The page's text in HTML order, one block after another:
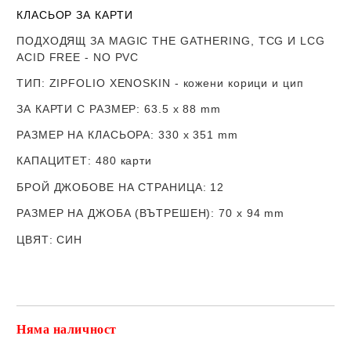
КЛАСЬОР ЗА КАРТИ
ПОДХОДЯЩ ЗА MAGIC THE GATHERING, TCG И LCG
ACID FREE - NO PVC
ТИП: ZIPFOLIO XENOSKIN - кожени корици и цип
ЗА КАРТИ С РАЗМЕР:63.5 x 88 mm
РАЗМЕР НА КЛАСЬОРА: 330 х 351 mm
КАПАЦИТЕТ: 480 карти
БРОЙ ДЖОБОВЕ НА СТРАНИЦА: 12
РАЗМЕР НА ДЖОБА (ВЪТРЕШЕН): 70 х 94 mm
ЦВЯТ: СИН
Няма наличност